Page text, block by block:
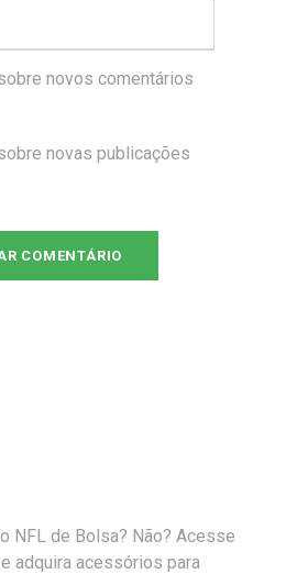
novos comentários
novas publicações
NFL de Bolsa? Não? Acesse
adquira acessórios para